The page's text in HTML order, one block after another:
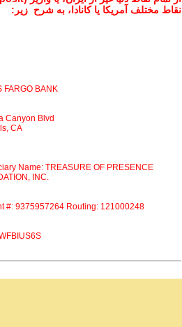
نقاط مختلف آمریکا یا کانادا، به شرح زیر:
FARGO BANK
Canyon Blvd
CA
Name: TREASURE OF PRESENCE
INC.
#: 9375957264 Routing: 121000248